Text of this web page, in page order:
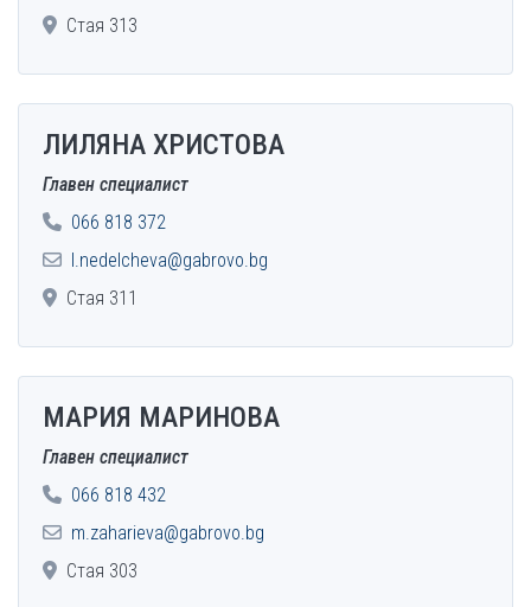
Стая 313
ЛИЛЯНА ХРИСТОВА
Главен специалист
066 818 372
l.nedelcheva@gabrovo.bg
Стая 311
МАРИЯ МАРИНОВА
Главен специалист
066 818 432
m.zaharieva@gabrovo.bg
Стая 303